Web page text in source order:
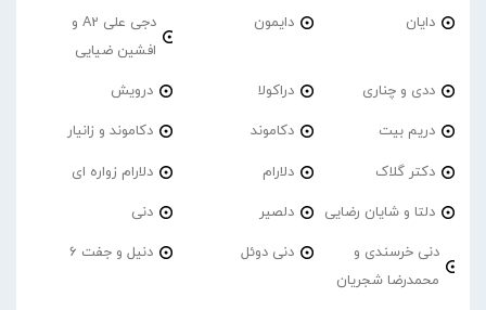
دایان دایمون
دجی علی A2 و
افشین ضیایی
ددی و چناری دراکولا درویش
دریم بیت دکاموند دکاموند و زانیار
دکتر گلاک دلارام دلارام زواره ای
دلتا و شایان رضایی دلصیر دنی
دنی خرسندی و
محمدرضا شجریان
دنی دوئل دنیل و جفت 6